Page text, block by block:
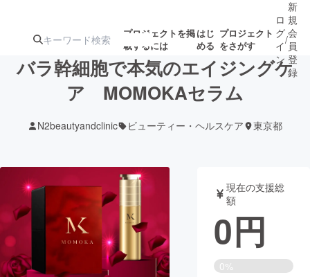
プロジェクトを掲
載するには
はじ
める
プロジェクト
をさがす
ジェクト
ターン
ジェクト
ロジェクト
もうすぐ公開
されます
アート・写真 音楽
テクノロジー・ガジェット ゲーム・サ
映像・映画 書籍・雑誌
ロ
グ
イ
ン
/
新
規
会
員
登
録
バラ幹細胞で本気のエイジングケ
ア MOMOKAセラム
N2beautyandclinic ビューティー・ヘルスケア 東京都
現在の支援総
額
0円
0%